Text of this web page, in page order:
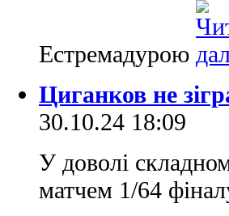
Естремадурою
Циганков не
30.10.24 18:09
У доволі
матчем 1/64